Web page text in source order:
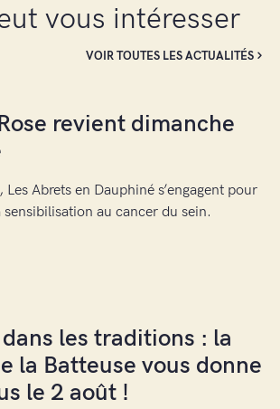
vous intéresser
VOIR TOUTES LES ACTUALITÉS
revient dimanche
Abrets en Dauphiné s’engagent pour
au cancer du sein.
les traditions : la
la Batteuse vous donne
le 2 août !